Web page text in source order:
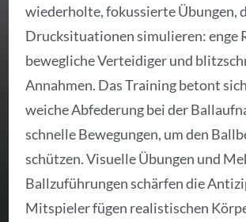
wiederholte, fokussierte Übungen,
Drucksituationen simulieren: enge
bewegliche Verteidiger und
Annahmen. Das Training betont
weiche Abfederung bei der
schnelle Bewegungen, um den
schützen. Visuelle Übungen und
Ballzuführungen schärfen die
Mitspieler fügen realistischen